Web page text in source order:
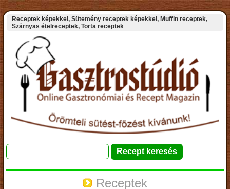
Receptek képekkel, Sütemény receptek képekkel, Muffin receptek,
Szárnyas ételreceptek, Torta receptek
Receptek